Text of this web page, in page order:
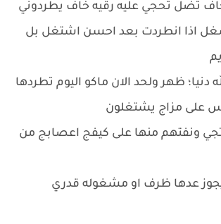
تضل تحجي عليه رقيه خاف يطردوني
اذا انطردت بعد احسن اشتغل بل
دنيا؛ ظهر ولحد الان ماكو اليوم تطردها
على مزاج يشتغلون
ونفتهم منها على كيفج اعصابج من
عدها ظرف او مشغوله قدري